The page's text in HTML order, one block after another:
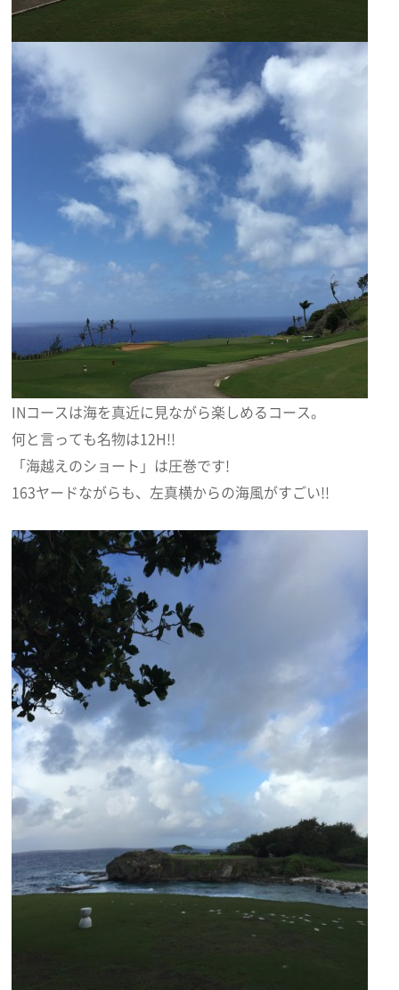
INコースは海を真近に見ながら楽しめるコース。
何と言っても名物は12H!!
「海越えのショート」は圧巻です!
163ヤードながらも、左真横からの海風がすごい!!